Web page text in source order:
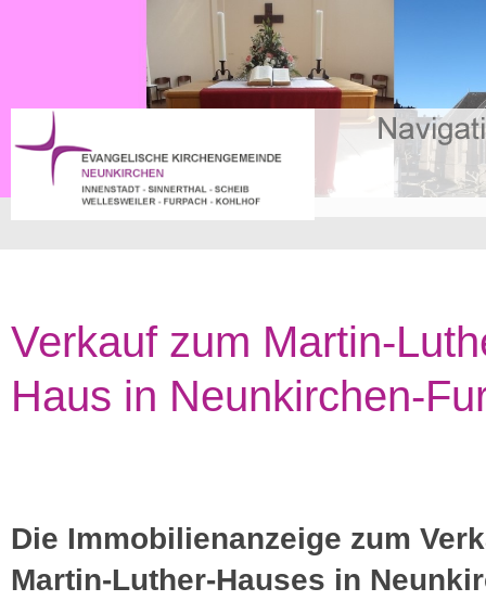
Verkauf zum Martin-
Haus in Neunkirchen-
Die Immobilienanzeige zum
Martin-Luther-Hauses in